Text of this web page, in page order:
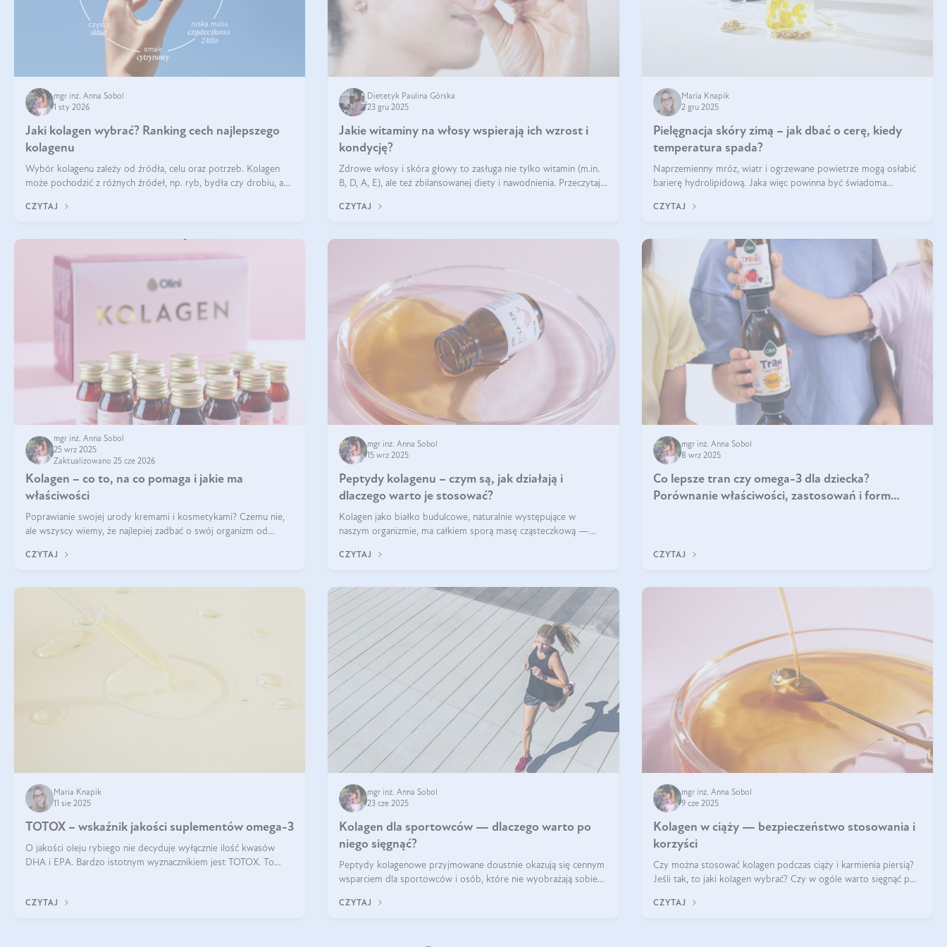
mgr inż. Anna Sobol
1 sty 2026
Jaki kolagen wybrać? Ranking cech najlepszego
kolagenu
Wybór kolagenu zależy od źródła, celu oraz potrzeb. Kolagen
może pochodzić z różnych źródeł, np. ryb, bydła czy drobiu, a
sprawdza się kolagen rybi, a dla wspierania stawów — kolagen
CZYTAJ
Dietetyk Paulina Górska
23 gru 2025
Jakie witaminy na włosy wspierają ich wzrost i
kondycję?
Zdrowe włosy i skóra głowy to zasługa nie tylko witamin (m.in.
B, D, A, E), ale też zbilansowanej diety i nawodnienia. Przeczytaj
wypadanie włosów.
CZYTAJ
Maria Knapik
2 gru 2025
Pielęgnacja skóry zimą – jak dbać o cerę, kiedy
temperatura spada?
Naprzemienny mróz, wiatr i ogrzewane powietrze mogą osłabić
barierę hydrolipidową. Jaka więc powinna być świadoma
CZYTAJ
mgr inż. Anna Sobol
25 wrz 2025
Zaktualizowano 25 cze 2026
Kolagen – co to, na co pomaga i jakie ma
właściwości
Poprawianie swojej urody kremami i kosmetykami? Czemu nie,
ale wszyscy wiemy, że najlepiej zadbać o swój organizm od
zewnętrzny prezentował się zdrowo i atrakcyjnie. Stosowanie
CZYTAJ
mgr inż. Anna Sobol
15 wrz 2025
Peptydy kolagenu – czym są, jak działają i
dlaczego warto je stosować?
Kolagen jako białko budulcowe, naturalnie występujące w
naszym organizmie, ma całkiem sporą masę cząsteczkową —
formie, byłby trudno strawialny. Aby był lepiej przyswajalny i
CZYTAJ
mgr inż. Anna Sobol
8 wrz 2025
Co lepsze tran czy omega-3 dla dziecka?
Porównanie właściwości, zastosowań i form
CZYTAJ
Maria Knapik
11 sie 2025
TOTOX – wskaźnik jakości suplementów omega-3
O jakości oleju rybiego nie decyduje wyłącznie ilość kwasów
DHA i EPA. Bardzo istotnym wyznacznikiem jest TOTOX. To
CZYTAJ
mgr inż. Anna Sobol
23 cze 2025
Kolagen dla sportowców — dlaczego warto po
niego sięgnąć?
Peptydy kolagenowe przyjmowane doustnie okazują się cennym
wsparciem dla sportowców i osób, które nie wyobrażają sobie
CZYTAJ
mgr inż. Anna Sobol
9 cze 2025
Kolagen w ciąży — bezpieczeństwo stosowania i
korzyści
Czy można stosować kolagen podczas ciąży i karmienia piersią?
Jeśli tak, to jaki kolagen wybrać? Czy w ogóle warto sięgnąć po
CZYTAJ